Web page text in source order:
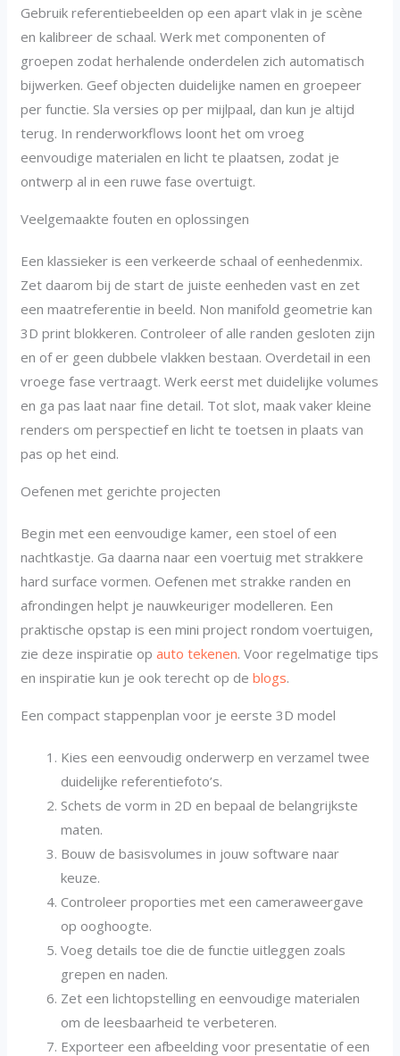
Gebruik referentiebeelden op een apart vlak in je scène
en kalibreer de schaal. Werk met componenten of
groepen zodat herhalende onderdelen zich automatisch
bijwerken. Geef objecten duidelijke namen en groepeer
per functie. Sla versies op per mijlpaal, dan kun je altijd
terug. In renderworkflows loont het om vroeg
eenvoudige materialen en licht te plaatsen, zodat je
ontwerp al in een ruwe fase overtuigt.
Veelgemaakte fouten en oplossingen
Een klassieker is een verkeerde schaal of eenhedenmix.
Zet daarom bij de start de juiste eenheden vast en zet
een maatreferentie in beeld. Non manifold geometrie kan
3D print blokkeren. Controleer of alle randen gesloten zijn
en of er geen dubbele vlakken bestaan. Overdetail in een
vroege fase vertraagt. Werk eerst met duidelijke volumes
en ga pas laat naar fine detail. Tot slot, maak vaker kleine
renders om perspectief en licht te toetsen in plaats van
pas op het eind.
Oefenen met gerichte projecten
Begin met een eenvoudige kamer, een stoel of een
nachtkastje. Ga daarna naar een voertuig met strakkere
hard surface vormen. Oefenen met strakke randen en
afrondingen helpt je nauwkeuriger modelleren. Een
praktische opstap is een mini project rondom voertuigen,
zie deze inspiratie opauto tekenen. Voor regelmatige tips
en inspiratie kun je ook terecht op deblogs.
Een compact stappenplan voor je eerste 3D model
Kies een eenvoudig onderwerp en verzamel twee
duidelijke referentiefoto’s.
Schets de vorm in 2D en bepaal de belangrijkste
maten.
Bouw de basisvolumes in jouw software naar
keuze.
Controleer proporties met een cameraweergave
op ooghoogte.
Voeg details toe die de functie uitleggen zoals
grepen en naden.
Zet een lichtopstelling en eenvoudige materialen
om de leesbaarheid te verbeteren.
Exporteer een afbeelding voor presentatie of een